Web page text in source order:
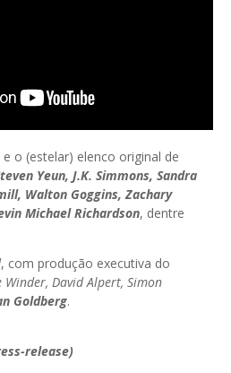
e o (estelar) elenco original de
Yeun, J.K. Simmons, Sandra
Walton Goggins, Zachary
Michael Richardson, dentre
, com produção executiva do
David Alpert, Simon
Goldberg.
release)